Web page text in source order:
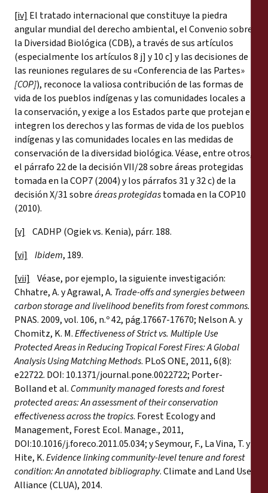
[iv] El tratado internacional que constituye la piedra
angular mundial del derecho ambiental, el Convenio sobre
la Diversidad Biológica (CDB), a través de sus artículos
(especialmente los artículos 8 j] y 10 c] y las decisiones de
las reuniones regulares de su «Conferencia de las Partes»
[COP]), reconoce la valiosa contribución de las formas de
vida de los pueblos indígenas y las comunidades locales a
la conservación, y exige a los Estados parte que protejan e
integren los derechos y las formas de vida de los pueblos
indígenas y las comunidades locales en las medidas de
conservación de la diversidad biológica. Véase, entre otros,
el párrafo 22 de la decisión VII/28 sobre áreas protegidas
tomada en la COP7 (2004) y los párrafos 31 y 32 c) de la
decisión X/31 sobreáreas protegidastomada en la COP10
(2010).
[v] CADHP (Ogiek vs. Kenia), párr. 188.
[vi]
Ibidem, 189.
[vii] Véase, por ejemplo, la siguiente investigación:
Chhatre, A. y Agrawal, A. Trade-offs and synergies between
carbon storage and livelihood benefits from forest commons.
PNAS. 2009,vol. 106, n.º 42, pág.17667-17670; Nelson A. y
Chomitz, K. M.Effectiveness of Strict vs. Multiple Use
Protected Areas in Reducing Tropical Forest Fires: A Global
Analysis Using Matching Methods. PLoS ONE, 2011, 6(8):
e22722. DOI: 10.1371/journal.pone.0022722; Porter-
Bolland et al. Community managed forests and forest
protected areas: An assessment of their conservation
effectiveness across the tropics. Forest Ecology and
Management, Forest Ecol. Manage., 2011,
DOI:10.1016/j.foreco.2011.05.034; y Seymour, F., La Vina, T. y
Hite, K.Evidence linking community-level tenure and forest
condition: An annotated bibliography. Climate and Land Use
Alliance (CLUA), 2014.